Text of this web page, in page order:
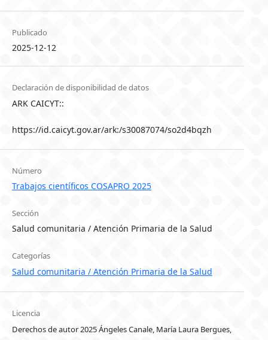
Publicado
2025-12-12
Declaración de disponibilidad de datos
ARK CAICYT::
https://id.caicyt.gov.ar/ark:/s30087074/so2d4bqzh
Número
Trabajos científicos COSAPRO 2025
Sección
Salud comunitaria / Atención Primaria de la Salud
Categorías
Salud comunitaria / Atención Primaria de la Salud
Licencia
Derechos de autor 2025 Ángeles Canale, María Laura Bergues,